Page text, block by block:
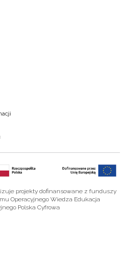
projekty dofinansowane z funduszy
Operacyjnego Wiedza Edukacja
Polska Cyfrowa